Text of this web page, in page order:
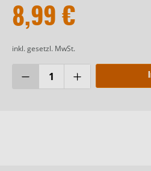
8,99 €
inkl. gesetzl. MwSt.